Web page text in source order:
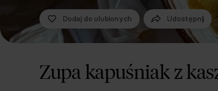
Dodaj do ulubionych Udostępnij
Zupa kapuśniak z